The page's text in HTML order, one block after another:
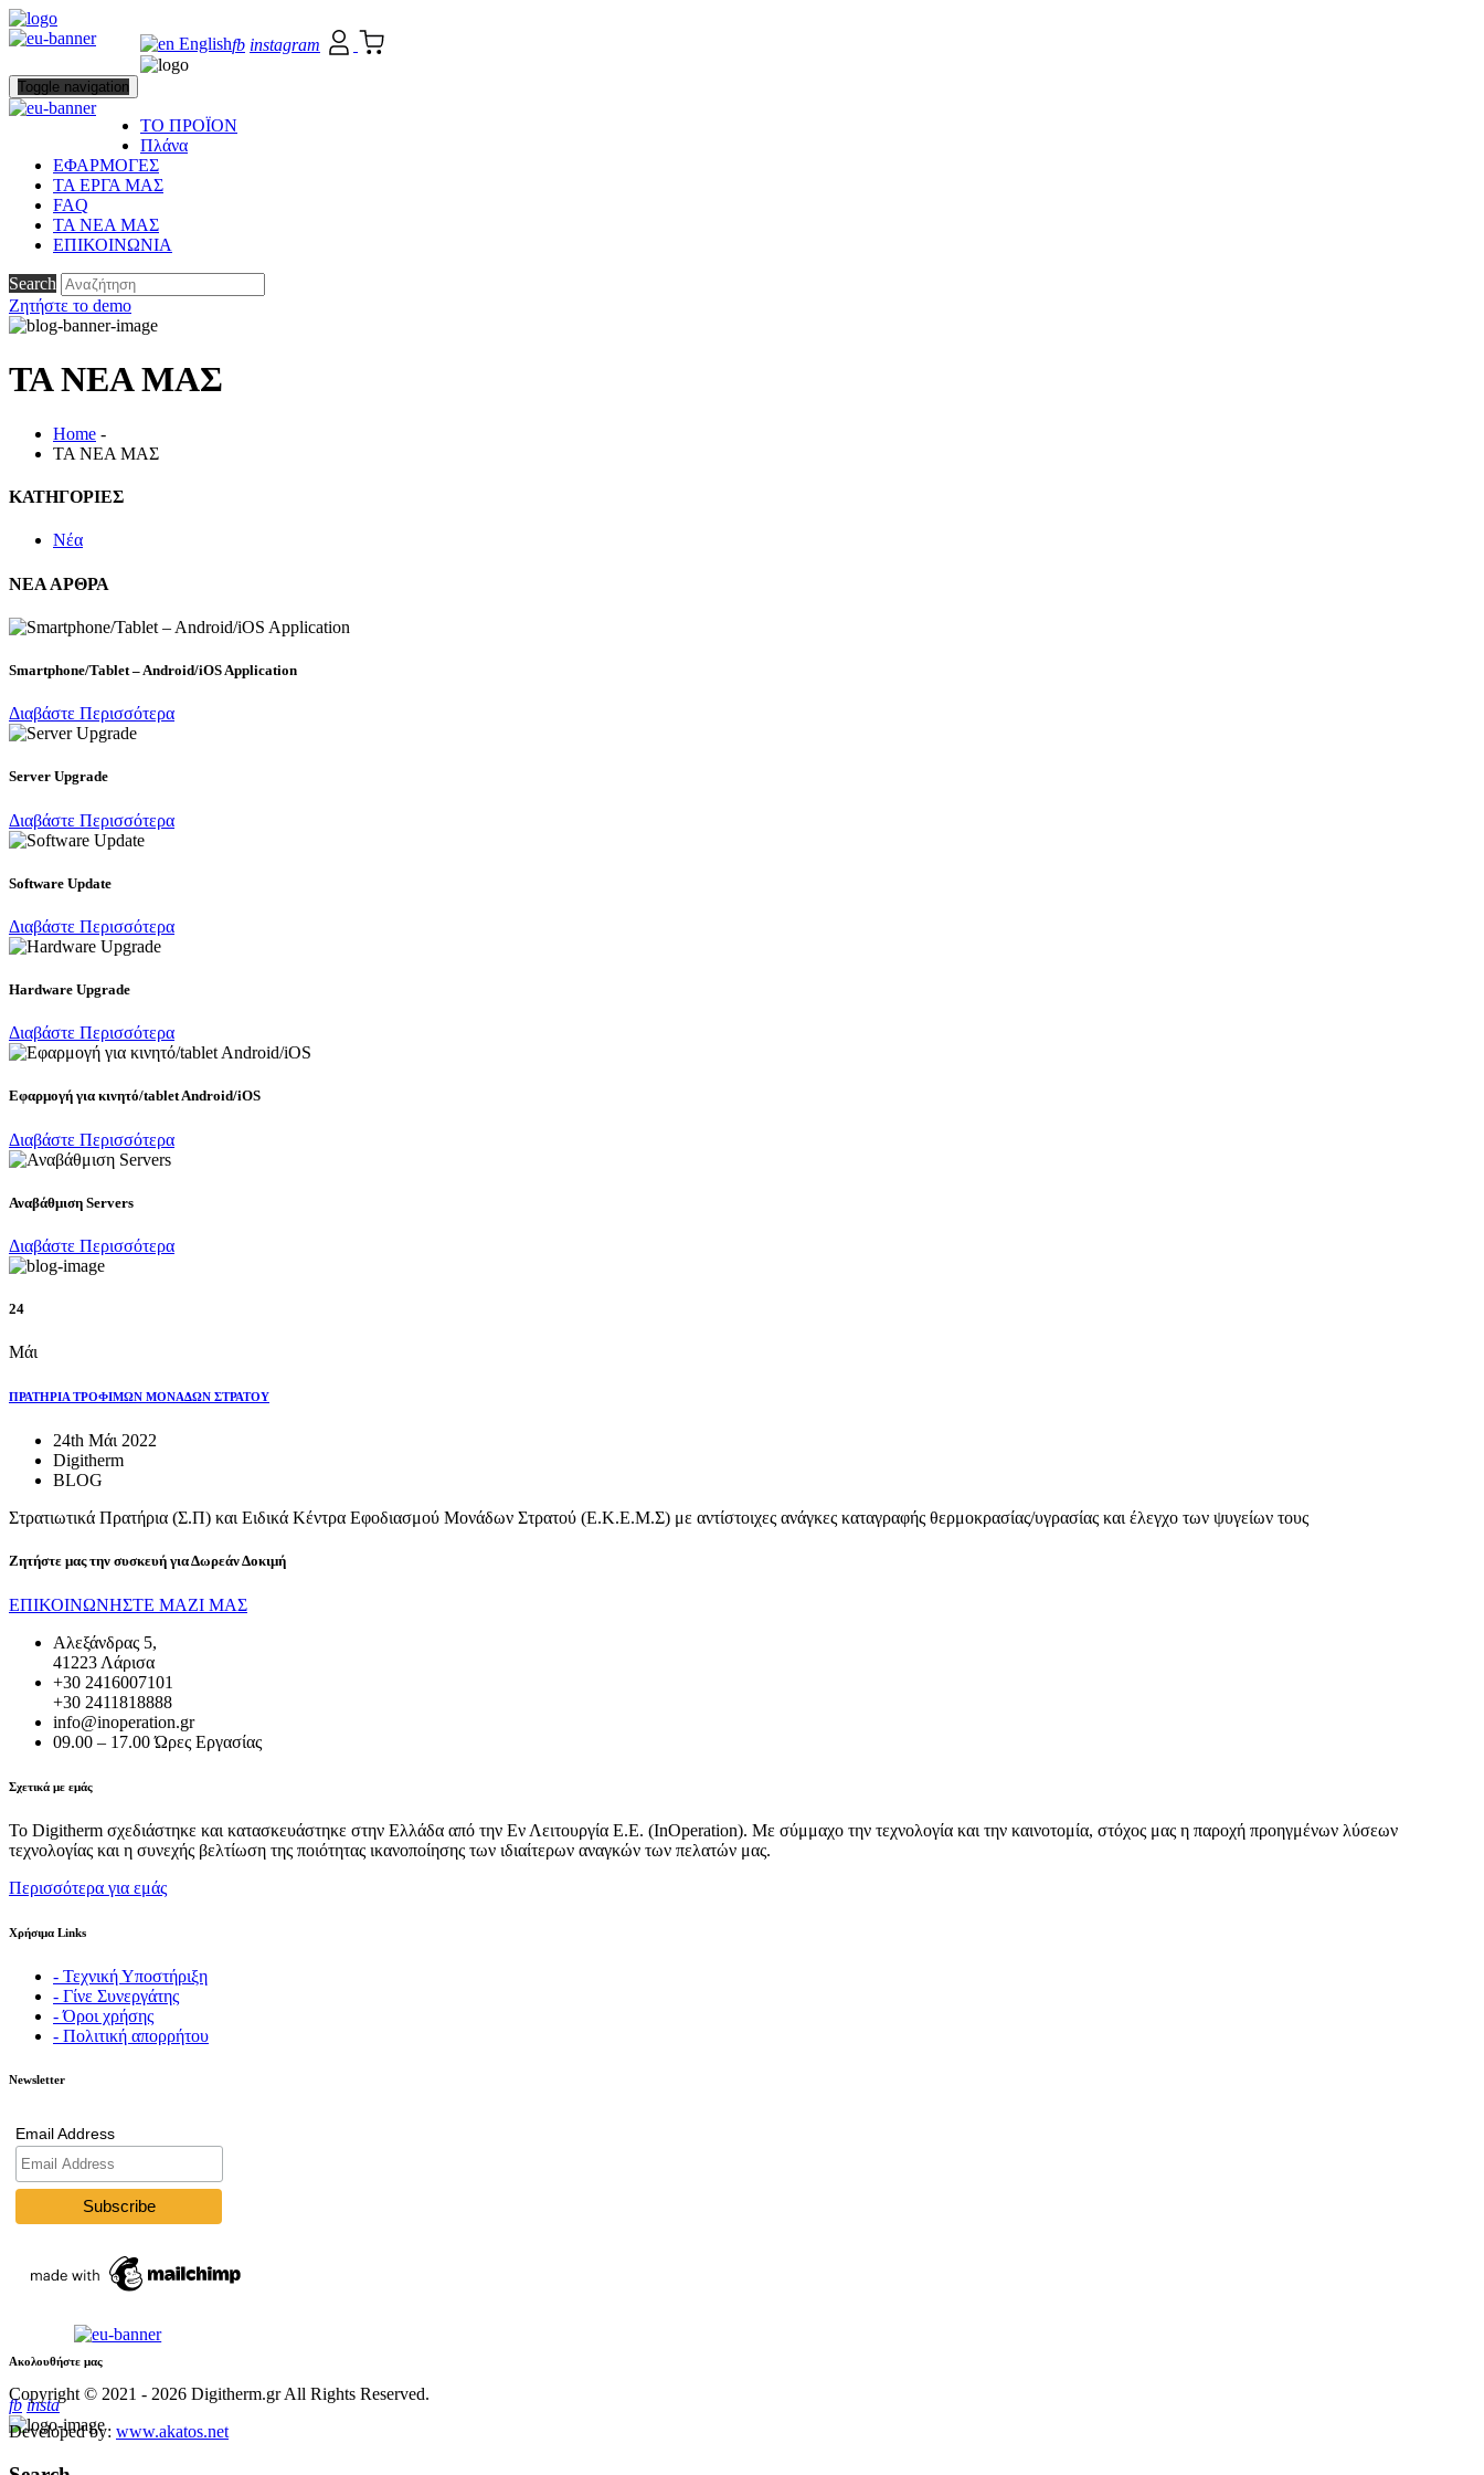
Englishfb instagram
Toggle navigation
ΤΟ ΠΡΟΪΟΝ
Πλάνα
ΕΦΑΡΜΟΓΕΣ
ΤΑ ΕΡΓΑ ΜΑΣ
FAQ
ΤΑ ΝΕΑ ΜΑΣ
ΕΠΙΚΟΙΝΩΝΙΑ
Search
Ζητήστε το demo
ΤΑ ΝΕΑ ΜΑΣ
Home -
ΤΑ ΝΕΑ ΜΑΣ
ΚΑΤΗΓΟΡΙΕΣ
Νέα
ΝΕΑ ΑΡΘΡΑ
Smartphone/Tablet – Android/iOS Application
Διαβάστε Περισσότερα
Server Upgrade
Διαβάστε Περισσότερα
Software Update
Διαβάστε Περισσότερα
Hardware Upgrade
Διαβάστε Περισσότερα
Eφαρμογή για κινητό/tablet Android/iOS
Διαβάστε Περισσότερα
Αναβάθμιση Servers
Διαβάστε Περισσότερα
24
Μάι
ΠΡΑΤΗΡΙΑ ΤΡΟΦΙΜΩΝ ΜΟΝΑΔΩΝ ΣΤΡΑΤΟΥ
24th Μάι 2022
Digitherm
BLOG
Στρατιωτικά Πρατήρια (Σ.Π) και Ειδικά Κέντρα Εφοδιασμού Μονάδων Στρατού (Ε.Κ.Ε.Μ.Σ) με αντίστοιχες ανάγκες καταγραφής θερμοκρασίας/υγρασίας και έλεγχο των ψυγείων τους
Ζητήστε μας την συσκευή γιαΔωρεάν Δοκιμή
ΕΠΙΚΟΙΝΩΝΗΣΤΕ ΜΑΖΙ ΜΑΣ
Αλεξάνδρας 5,
41223 Λάρισα
+30 2416007101
+30 2411818888
info@inoperation.gr
09.00 – 17.00 Ώρες Εργασίας
Σχετικά με εμάς
Το Digitherm σχεδιάστηκε και κατασκευάστηκε στην Ελλάδα από την Εν Λειτουργία Ε.Ε. (InOperation). Με σύμμαχο την τεχνολογία και την καινοτομία, στόχος μας η παροχή προηγμένων λύσεων
τεχνολογίας και η συνεχής βελτίωση της ποιότητας ικανοποίησης των ιδιαίτερων αναγκών των πελατών μας.
Περισσότερα για εμάς
Χρήσιμα Links
- Τεχνική Υποστήριξη
- Γίνε Συνεργάτης
- Όροι χρήσης
- Πολιτική απορρήτου
Newsletter
Email Address
Ακολουθήστε μας
fb insta
Copyright © 2021 - 2026 Digitherm.gr All Rights Reserved.
Developed by: www.akatos.net